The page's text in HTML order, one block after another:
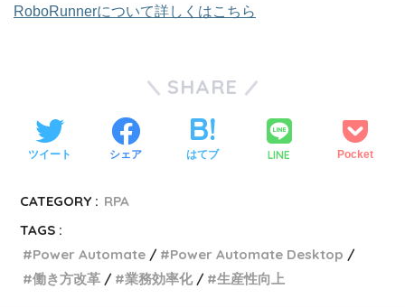
RoboRunnerについて詳しくはこちら
SHARE
ツイート シェア はてブ LINE Pocket
CATEGORY : RPA
TAGS :
Power Automate
Power Automate Desktop
働き方改革
業務効率化 生産性向上